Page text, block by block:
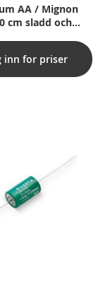
AA / Mignon
cm sladd och
inn for priser